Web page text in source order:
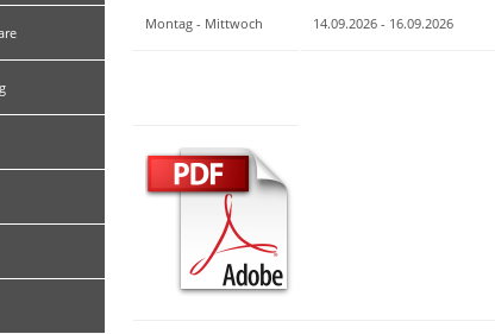
Montag - Mittwoch 14.09.2026 - 16.09.2026